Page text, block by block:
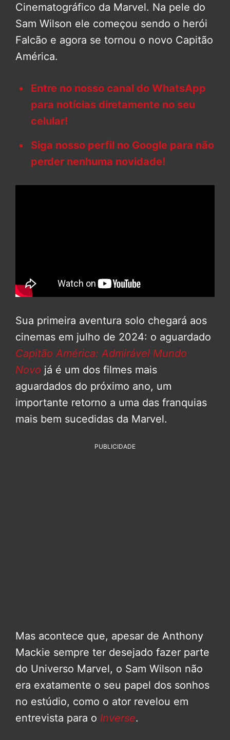
Cinematográfico da Marvel. Na pele do
Sam Wilson ele começou sendo o herói
Falcão e agora se tornou o novo Capitão
América.
Entre no nosso canal do WhatsApp
para notícias diretamente no seu
celular!
Siga nosso perfil no Google para não
perder nenhuma novidade!
Sua primeira aventura solo chegará aos
cinemas em julho de 2024: o aguardado
Capitão América: Admirável Mundo
Novo já é um dos filmes mais
aguardados do próximo ano, um
importante retorno a uma das franquias
mais bem sucedidas da Marvel.
PUBLICIDADE
Mas acontece que, apesar de Anthony
Mackie sempre ter desejado fazer parte
do Universo Marvel, o Sam Wilson não
era exatamente o seu papel dos sonhos
no estúdio, como o ator revelou em
entrevista para o Inverse.